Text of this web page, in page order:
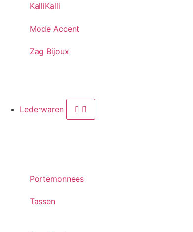
KalliKalli
Mode Accent
Zag Bijoux
Lederwaren
Portemonnees
Tassen